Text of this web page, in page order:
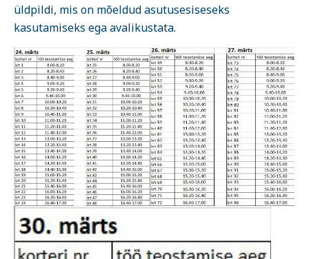
üldpildi, mis on mõeldud asutusesiseseks
kasutamiseks ega avalikustata.